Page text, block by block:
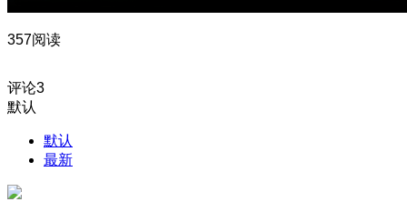
357阅读
评论3
默认
默认
最新